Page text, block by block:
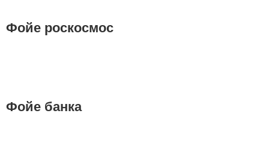
Фойе роскосмос
Фойе банка